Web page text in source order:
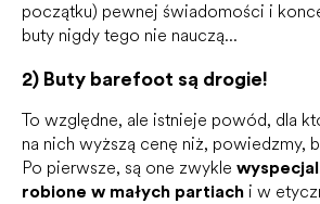
początku) pewnej świadomości i
buty nigdy tego nie nauczą...
2) Buty barefoot są drogie!
To względne, ale istnieje powód, dla
na nich wyższą cenę niż, powiedzmy,
Po pierwsze, są one zwykle
robione w małych partiach i w